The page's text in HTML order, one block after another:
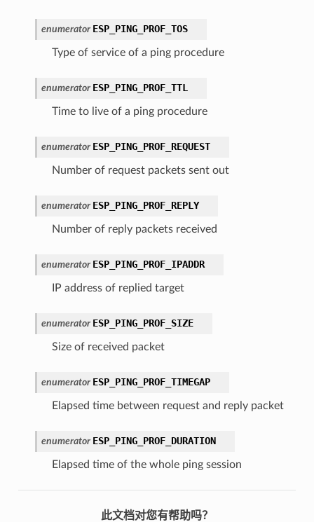
enumerator ESP_PING_PROF_TOS
Type of service of a ping procedure
enumerator ESP_PING_PROF_TTL
Time to live of a ping procedure
enumerator ESP_PING_PROF_REQUEST
Number of request packets sent out
enumerator ESP_PING_PROF_REPLY
Number of reply packets received
enumerator ESP_PING_PROF_IPADDR
IP address of replied target
enumerator ESP_PING_PROF_SIZE
Size of received packet
enumerator ESP_PING_PROF_TIMEGAP
Elapsed time between request and reply packet
enumerator ESP_PING_PROF_DURATION
Elapsed time of the whole ping session
此文档对您有帮助吗？